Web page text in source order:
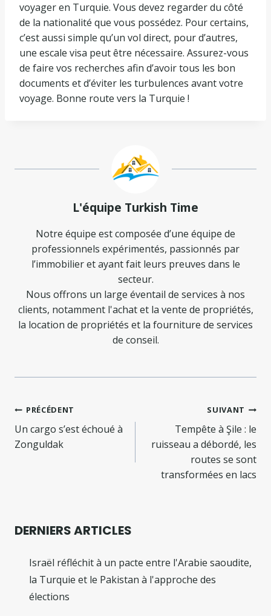
voyager en Turquie. Vous devez regarder du côté
de la nationalité que vous possédez. Pour certains,
c’est aussi simple qu’un vol direct, pour d’autres,
une escale visa peut être nécessaire. Assurez-vous
de faire vos recherches afin d’avoir tous les bon
documents et d’éviter les turbulences avant votre
voyage. Bonne route vers la Turquie !
L'équipe Turkish Time
Notre équipe est composée d’une équipe de
professionnels expérimentés, passionnés par
l’immobilier et ayant fait leurs preuves dans le
secteur.
Nous offrons un large éventail de services à nos
clients, notamment l'achat et la vente de propriétés,
la location de propriétés et la fourniture de services
de conseil.
Navigation
de
l’article
PRÉCÉDENT
Un cargo s’est échoué à
Zonguldak
SUIVANT
Tempête à Şile : le
ruisseau a débordé, les
routes se sont
transformées en lacs
DERNIERS ARTICLES
Israël réfléchit à un pacte entre l'Arabie saoudite,
la Turquie et le Pakistan à l'approche des
élections